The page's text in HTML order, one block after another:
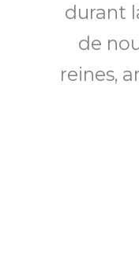
durant
de
reines,